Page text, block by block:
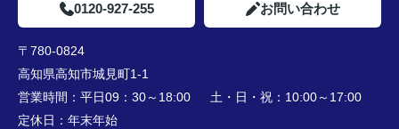
0120-927-255 お問い合わせ
〒780-0824
高知県高知市城見町1-1
営業時間： 平日09：30～18:00 土・日・祝：10:00～17:00
定休日： 年末年始